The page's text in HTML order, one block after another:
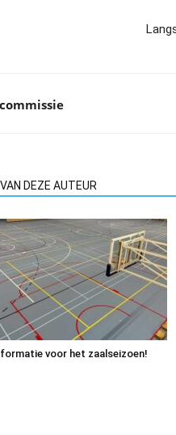
DEZE AUTEUR
voor het zaalseizoen!